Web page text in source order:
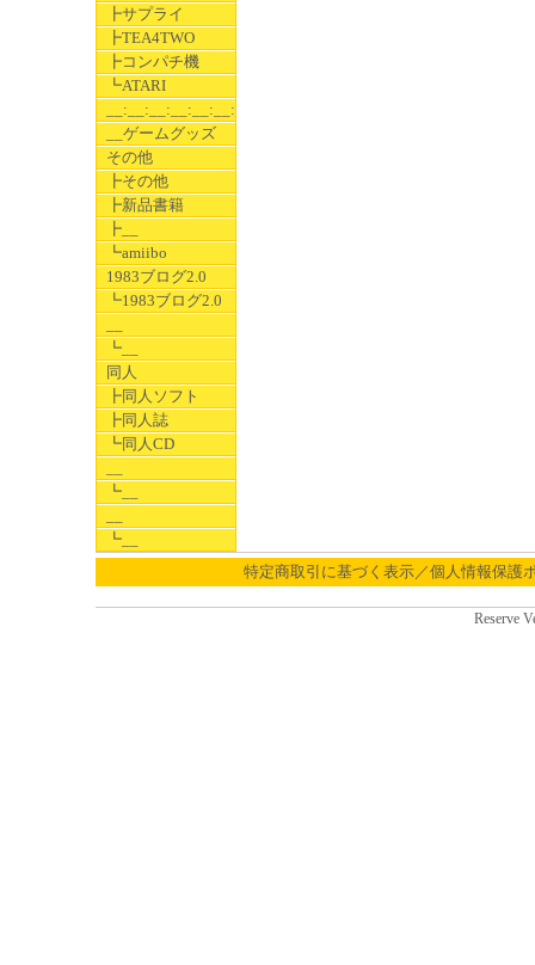
┣サプライ
┣TEA4TWO
┣コンパチ機
┗ATARI
__:__:__:__:__:__:__
__ゲームグッズ
その他
┣その他
┣新品書籍
┣__
┗amiibo
1983ブログ2.0
┗1983ブログ2.0
┗__
同人
┣同人ソフト
┣同人誌
┗同人CD
┗__
┗__
特定商取引に基づく表示／個人情報保護
Reserve